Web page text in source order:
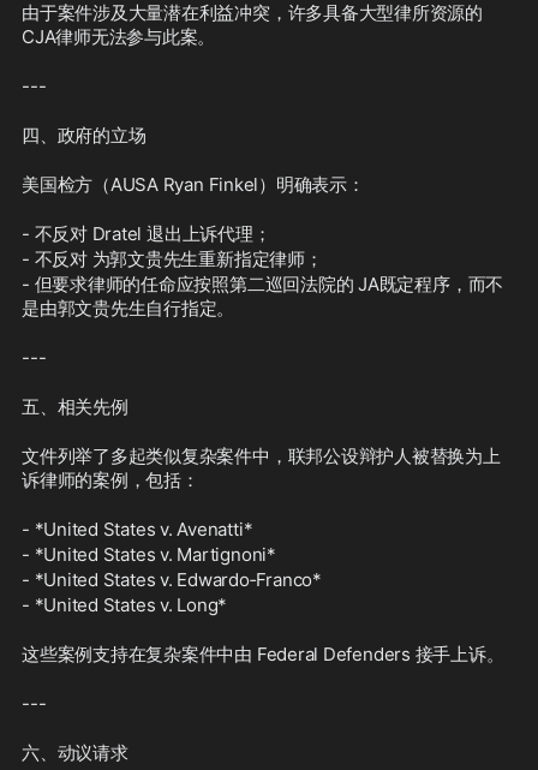
由于案件涉及大量潜在利益冲突，许多具备大型律所资源的
CJA律师无法参与此案。
---
四、政府的立场
美国检方（AUSA Ryan Finkel）明确表示：
- 不反对 Dratel 退出上诉代理；
- 不反对 为郭文贵先生重新指定律师；
- 但要求律师的任命应按照第二巡回法院的 JA既定程序，而不
是由郭文贵先生自行指定。
---
五、相关先例
文件列举了多起类似复杂案件中，联邦公设辩护人被替换为上
诉律师的案例，包括：
- *United States v. Avenatti*
- *United States v. Martignoni*
- *United States v. Edwardo‑Franco*
- *United States v. Long*
这些案例支持在复杂案件中由 Federal Defenders 接手上诉。
---
六、动议请求